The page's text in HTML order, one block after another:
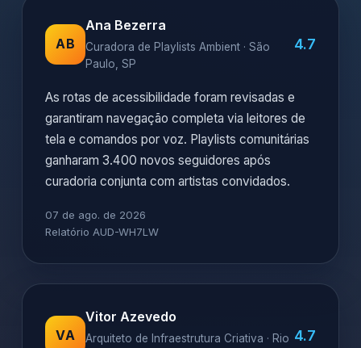
AB
Ana Bezerra
Curadora de Playlists Ambient · São
Paulo, SP
4.7
As rotas de acessibilidade foram revisadas e
garantiram navegação completa via leitores de
tela e comandos por voz. Playlists comunitárias
ganharam 3.400 novos seguidores após
curadoria conjunta com artistas convidados.
07 de ago. de 2026
Relatório AUD-WH7LW
VA
Vitor Azevedo
Arquiteto de Infraestrutura Criativa · Rio 4.7